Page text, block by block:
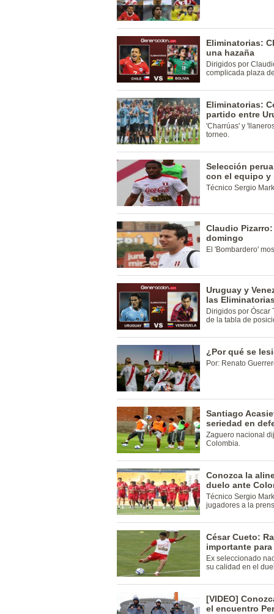
Eliminatorias:
una hazaña
Dirigidos por
complicada plaza
Eliminatorias:
partido entre
'Charrúas' y
torneo.
Selección
con el equipo y
Técnico Sergio
Claudio
domingo
El 'Bombardero'
Uruguay y
las
Dirigidos por Óscar
de la tabla de
¿Por qué se
Por: Renato
Santiago
seriedad en
Zaguero nacional
Colombia.
Conozca la
duelo ante
Técnico Sergio
jugadores a la
César Cueto:
importante
Ex seleccionado
su calidad en el
[VIDEO]
el encuentro